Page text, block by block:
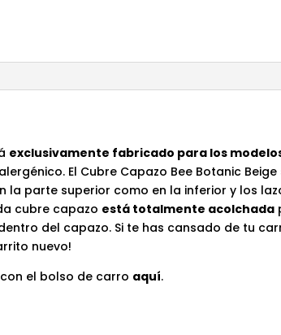
exclusivamente fabricado para los
El Cubre Capazo Bee Botanic
la parte superior como en la inferior y los
cubre capazo está totalmente acolchada
del capazo. Si te has cansado de tu
nuevo!
el bolso de carro aquí.